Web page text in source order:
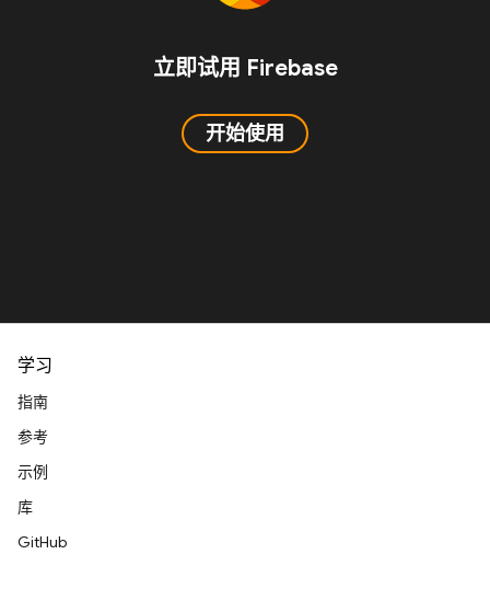
立即试用 Firebase
开始使用
学习
指南
参考
示例
库
GitHub